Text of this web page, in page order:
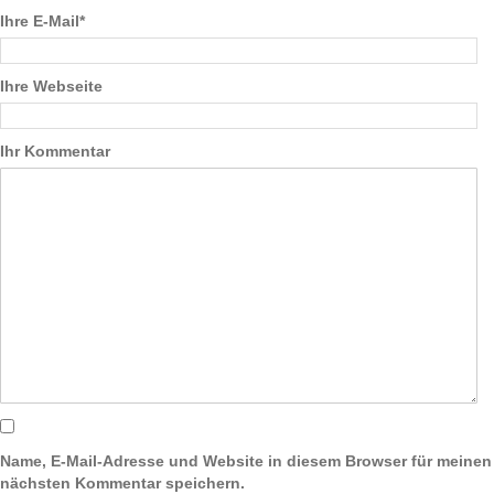
Ihre E-Mail*
Ihre Webseite
Ihr Kommentar
Name, E-Mail-Adresse und Website in diesem Browser für meinen
nächsten Kommentar speichern.